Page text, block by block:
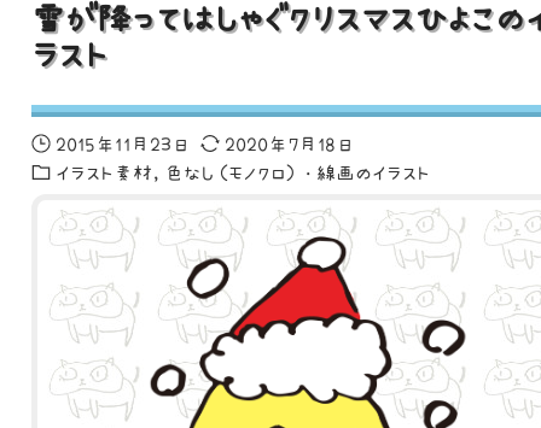
雪が降ってはしゃぐクリスマスひよこの
ラスト
2015年11月23日
2020年7月18日
イラスト素材
色なし（モノクロ）・線画のイラスト